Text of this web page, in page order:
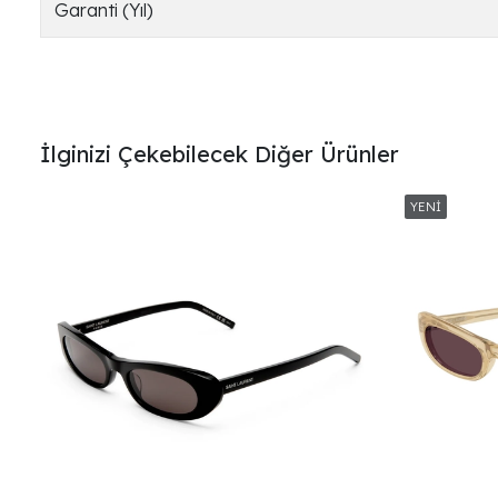
Garanti (Yıl)
İlginizi Çekebilecek Diğer Ürünler